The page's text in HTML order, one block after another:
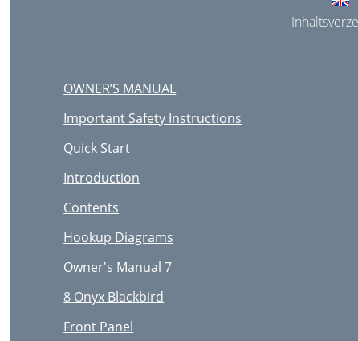
OWNER’S MANUAL
Important Safety Instructions
Quick Start
Introduction
Contents
Hookup Diagrams
Owner's Manual 7
8 Onyx Blackbird
Front Panel